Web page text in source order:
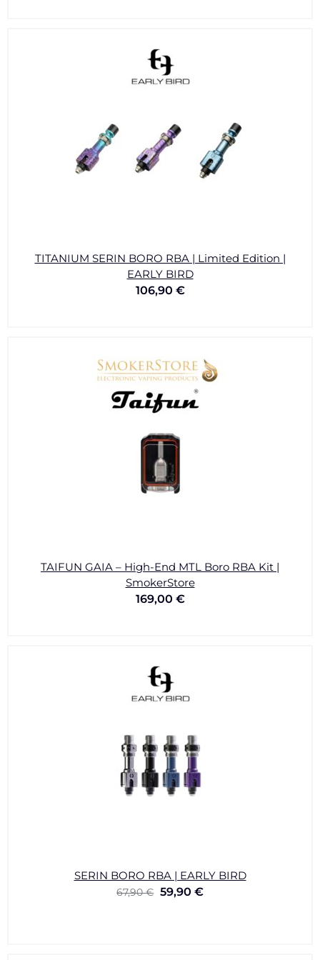
TITANIUM SERIN BORO RBA | Limited Edition |
EARLY BIRD
106,90 €
TAIFUN GAIA – High-End MTL Boro RBA Kit |
SmokerStore
169,00 €
SERIN BORO RBA | EARLY BIRD
67,90€ 59,90 €